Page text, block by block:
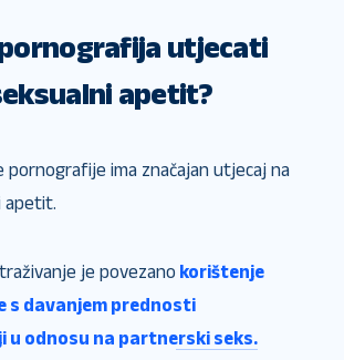
utjecati
apetit?
pornografije ima značajan utjecaj na
apetit.
je povezano korištenje
s davanjem prednosti
u odnosu na partnerski seks.